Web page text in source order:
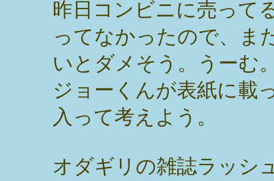
昨日コンビニに売って
ってなかったので、ま
いとダメそう。うーむ
ジョーくんが表紙に載
入って考えよう。
オダギリの雑誌ラッシ